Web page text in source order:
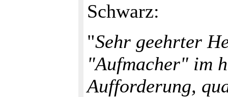
Schwarz:
"Sehr geehrter
"Aufmacher" im
Aufforderung,